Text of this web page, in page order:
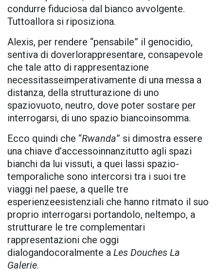
condurre fiduciosa dal bianco avvolgente.
Tuttoallora si riposiziona.
Alexis, per rendere “pensabile” il genocidio,
sentiva di doverlorappresentare, consapevole
che tale atto di rappresentazione
necessitasseimperativamente di una messa a
distanza, della strutturazione di uno
spaziovuoto, neutro, dove poter sostare per
interrogarsi, di uno spazio biancoinsomma.
Ecco quindi che “Rwanda” si dimostra essere
una chiave d’accessoinnanzitutto agli spazi
bianchi da lui vissuti, a quei lassi spazio-
temporaliche sono intercorsi tra i suoi tre
viaggi nel paese, a quelle tre
esperienzeesistenziali che hanno ritmato il suo
proprio interrogarsi portandolo, neltempo, a
strutturare le tre complementari
rappresentazioni che oggi
dialogandocoralmente a Les Douches La
Galerie.